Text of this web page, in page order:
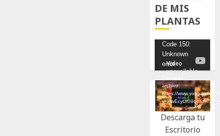
DE MIS
PLANTAS
Reproductor
de
vídeo
Code 150:
Unknown
error.
archivo:
https://
Descarga tu
Escritorio